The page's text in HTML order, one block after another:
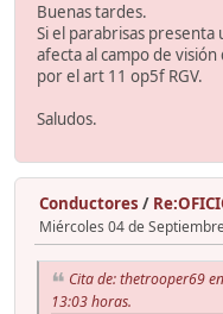
Buenas tardes.
Si el parabrisas
afecta al campo de
por el art 11 op5f RGV.
Saludos.
Conductores /
Miércoles 04 de
Cita de: thetrooper69
13:03 horas.